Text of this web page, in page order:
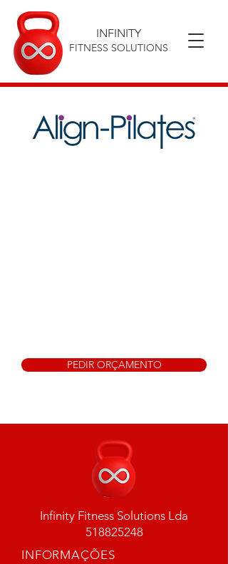
INFINITY
FITNESS SOLUTIONS
PEDIR ORÇAMENTO
Infinity Fitness Solutions Lda
518825248
INFORMAÇÕES